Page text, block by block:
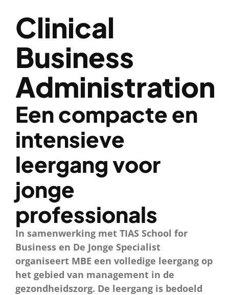
Clinical
Business
Administration
Een compacte en
intensieve
leergang voor
jonge
professionals
In samenwerking met TIAS School for
Business en De Jonge Specialist
organiseert MBE een volledige leergang op
het gebied van management in de
gezondheidszorg. De leergang is bedoeld